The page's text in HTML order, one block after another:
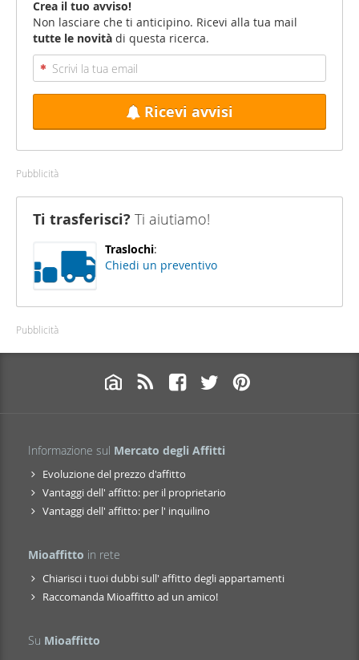
Crea il tuo avviso!
Non lasciare che ti anticipino. Ricevi alla tua mail
tutte le novità di questa ricerca.
Ricevi avvisi
Pubblicità
Ti trasferisci? Ti aiutiamo!
Traslochi:
Chiedi un preventivo
Pubblicità
Informazione sul Mercato degli Affitti
Evoluzione del prezzo d'affitto
Vantaggi dell' affitto: per il proprietario
Vantaggi dell' affitto: per l' inquilino
Mioaffitto in rete
Chiarisci i tuoi dubbi sull' affitto degli appartamenti
Raccomanda Mioaffitto ad un amico!
Su Mioaffitto